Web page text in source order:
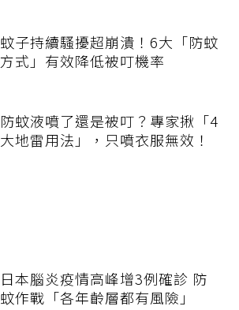
蚊子持續騷擾超崩潰！6大「防蚊
方式」有效降低被叮機率
防蚊液噴了還是被叮？專家揪「4
大地雷用法」，只噴衣服無效！
日本腦炎疫情高峰增3例確診 防
蚊作戰「各年齡層都有風險」